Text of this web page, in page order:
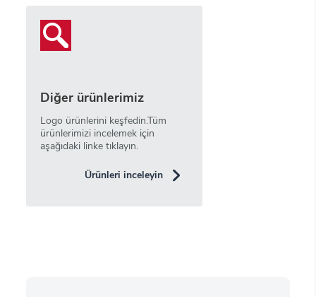
Diğer ürünlerimiz
Logo ürünlerini keşfedin.Tüm
ürünlerimizi incelemek için
aşağıdaki linke tıklayın.
Ürünleri inceleyin